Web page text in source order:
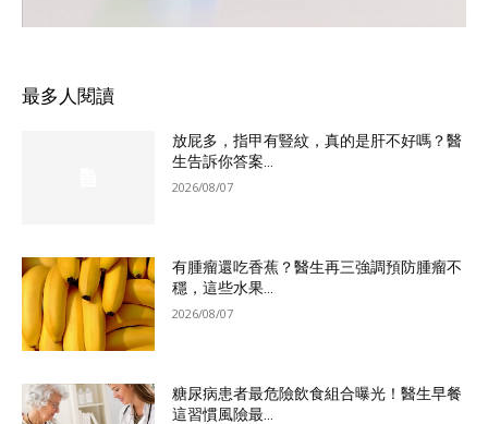
最多人閱讀
放屁多，指甲有豎紋，真的是肝不好嗎？醫
生告訴你答案...
2026/08/07
有腫瘤還吃香蕉？醫生再三強調預防腫瘤不
穩，這些水果...
2026/08/07
糖尿病患者最危險飲食組合曝光！醫生早餐
這習慣風險最...